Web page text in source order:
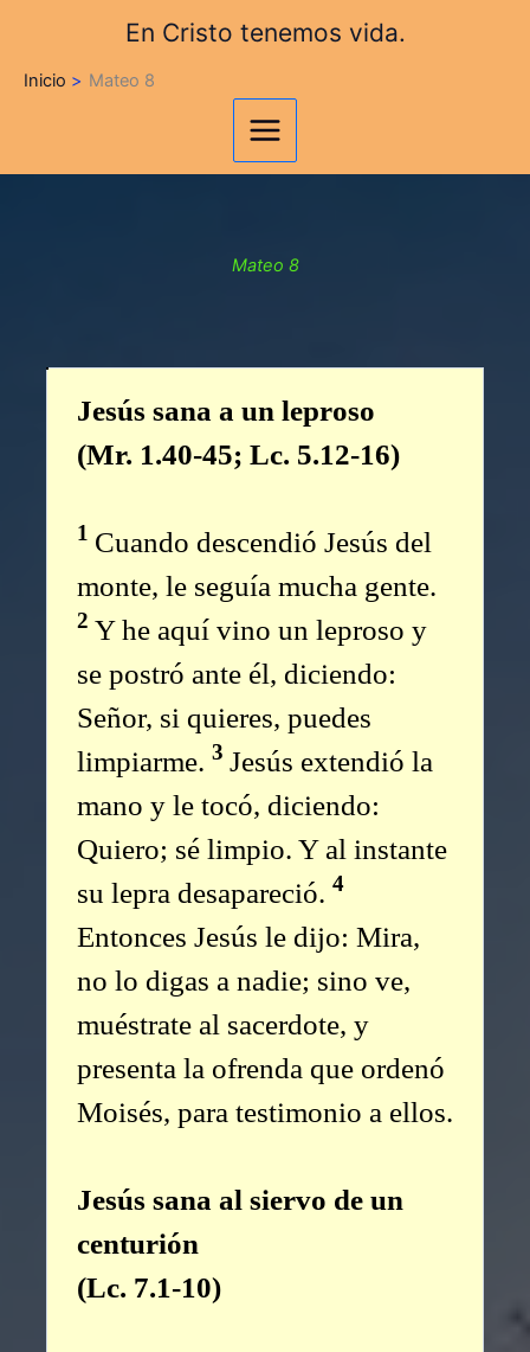
contenido
En Cristo tenemos vida.
Inicio Mateo 8
Mateo 8
Jesús sana a un leproso
(Mr. 1.40-45; Lc. 5.12-16)
1 Cuando descendió Jesús del
monte, le seguía mucha gente.
2 Y he aquí vino un leproso y
se postró ante él, diciendo:
Señor, si quieres, puedes
limpiarme. 3 Jesús extendió la
mano y le tocó, diciendo:
Quiero; sé limpio. Y al instante
su lepra desapareció. 4
Entonces Jesús le dijo: Mira,
no lo digas a nadie; sino ve,
muéstrate al sacerdote, y
presenta la ofrenda que ordenó
Moisés, para testimonio a ellos.
Jesús sana al siervo de un
centurión
(Lc. 7.1-10)